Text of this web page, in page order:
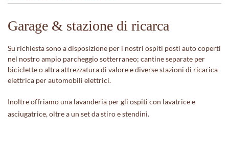
Garage & stazione di ricarca
Su richiesta sono a disposizione per i nostri ospiti posti auto coperti
nel nostro ampio parcheggio sotterraneo; cantine separate per
biciclette o altra attrezzatura di valore e diverse stazioni di ricarica
elettrica per automobili elettrici.
Inoltre offriamo una lavanderia per gli ospiti con lavatrice e
asciugatrice, oltre a un set da stiro e stendini.